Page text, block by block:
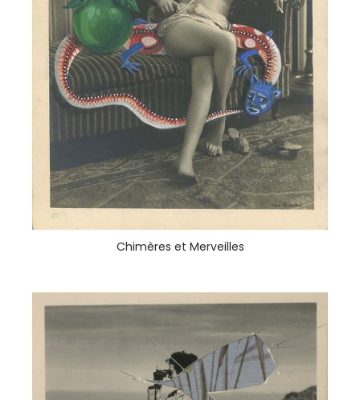
Chimères et Merveilles